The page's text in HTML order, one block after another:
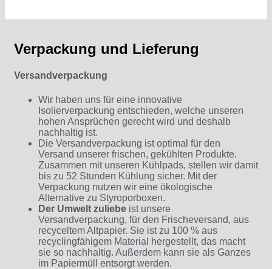
Verpackung und Lieferung
Versandverpackung
Wir haben uns für eine innovative
Isolierverpackung entschieden, welche unseren
hohen Ansprüchen gerecht wird und deshalb
nachhaltig ist.
Die Versandverpackung ist optimal für den
Versand unserer frischen, gekühlten Produkte.
Zusammen mit unseren Kühlpads, stellen wir damit
bis zu 52 Stunden Kühlung sicher. Mit der
Verpackung nutzen wir eine ökologische
Alternative zu Styroporboxen.
Der Umwelt zuliebe ist unsere
Versandverpackung, für den Frischeversand, aus
recyceltem Altpapier. Sie ist zu 100 % aus
recyclingfähigem Material hergestellt, das macht
sie so nachhaltig. Außerdem kann sie als Ganzes
im Papiermüll entsorgt werden.